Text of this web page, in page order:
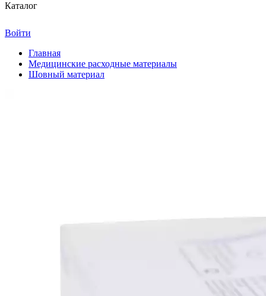
Каталог
Войти
Главная
Медицинские расходные материалы
Шовный материал